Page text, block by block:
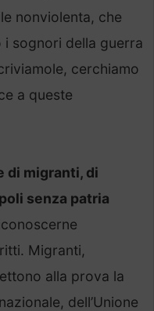
nonviolenta, che
i sognori della guerra
cerchiamo
a queste
di migranti, di
senza patria
Migranti,
alla prova la
dell’Unione